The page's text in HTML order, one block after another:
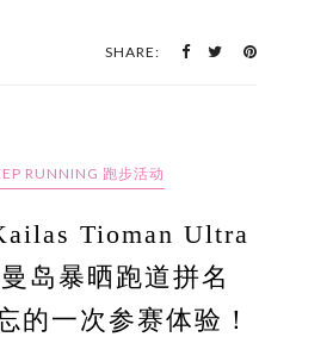
SHARE:
RUNNING 跑步活动
Tioman Ultra
岛暴晒跑道拼名
的一次参赛体验！